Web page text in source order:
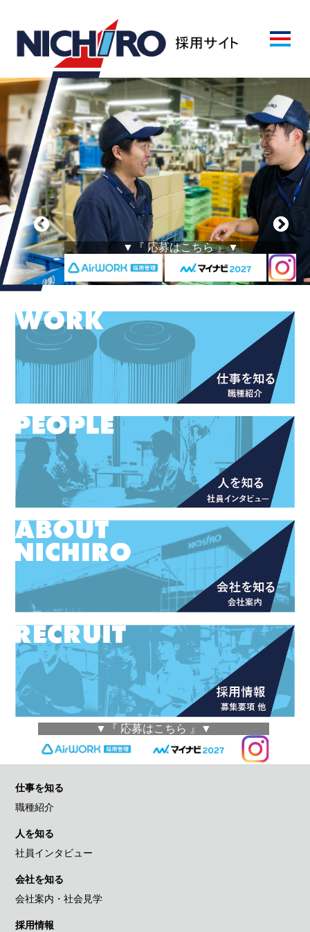
▼『 応募はこちら 』▼
▼『 応募はこちら 』▼
仕事を知る
職種紹介
人を知る
社員インタビュー
会社を知る
会社案内・社会見学
採用情報